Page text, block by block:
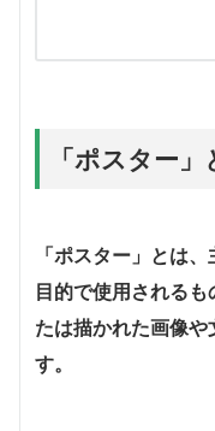
「ポスター」
「ポスター」とは
目的で使用される
たは描かれた画像
す。